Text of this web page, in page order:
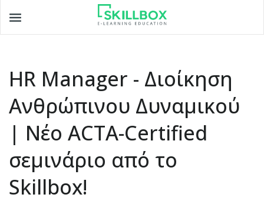
HR Manager - Διοίκηση
Ανθρώπινου Δυναμικού
| Νέο ACTA-Certified
σεμινάριο από το
Skillbox!